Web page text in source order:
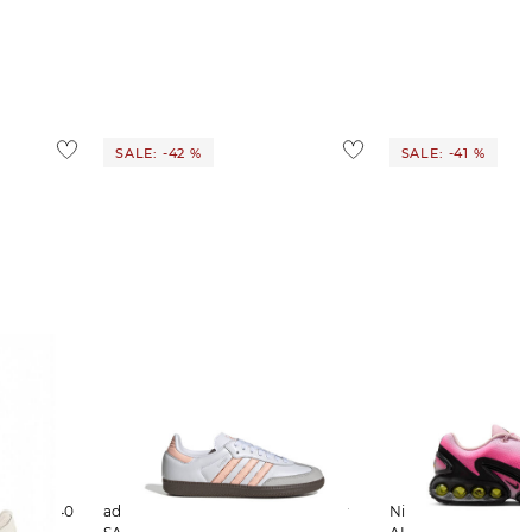
Sneaker 740
SALE: -42 %
adidas Originals | Damen Sneaker
SALE: -41 %
Nike Sportswear | Damen Sneaker